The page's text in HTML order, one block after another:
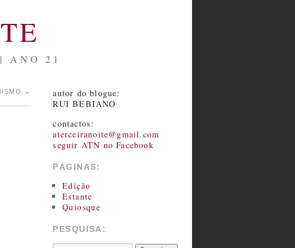
ANO 21
→
autor do blogue:
RUI BEBIANO
contactos:
aterceiranoite@gmail.com
seguir ATN no Facebook
PÁGINAS:
Edição
Estante
Quiosque
PESQUISA: